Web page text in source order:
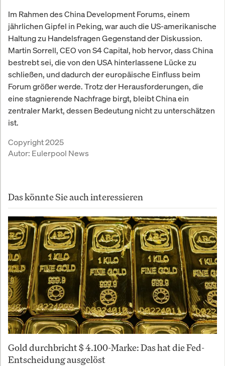
Im Rahmen des China Development Forums, einem
jährlichen Gipfel in Peking, war auch die US-amerikanische
Haltung zu Handelsfragen Gegenstand der Diskussion.
Martin Sorrell, CEO von S4 Capital, hob hervor, dass China
bestrebt sei, die von den USA hinterlassene Lücke zu
schließen, und dadurch der europäische Einfluss beim
Forum größer werde. Trotz der Herausforderungen, die
eine stagnierende Nachfrage birgt, bleibt China ein
zentraler Markt, dessen Bedeutung nicht zu unterschätzen
ist.
Copyright 2025
Autor: Eulerpool News
Das könnte Sie auch interessieren
Gold durchbricht $ 4.100-Marke: Das hat die Fed-
Entscheidung ausgelöst